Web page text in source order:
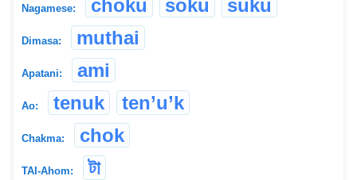
Nagamese: choku soku suku
Dimasa: muthai
Apatani: ami
Ao: tenuk ten’u’k
Chakma: chok
TAI-Ahom: টা